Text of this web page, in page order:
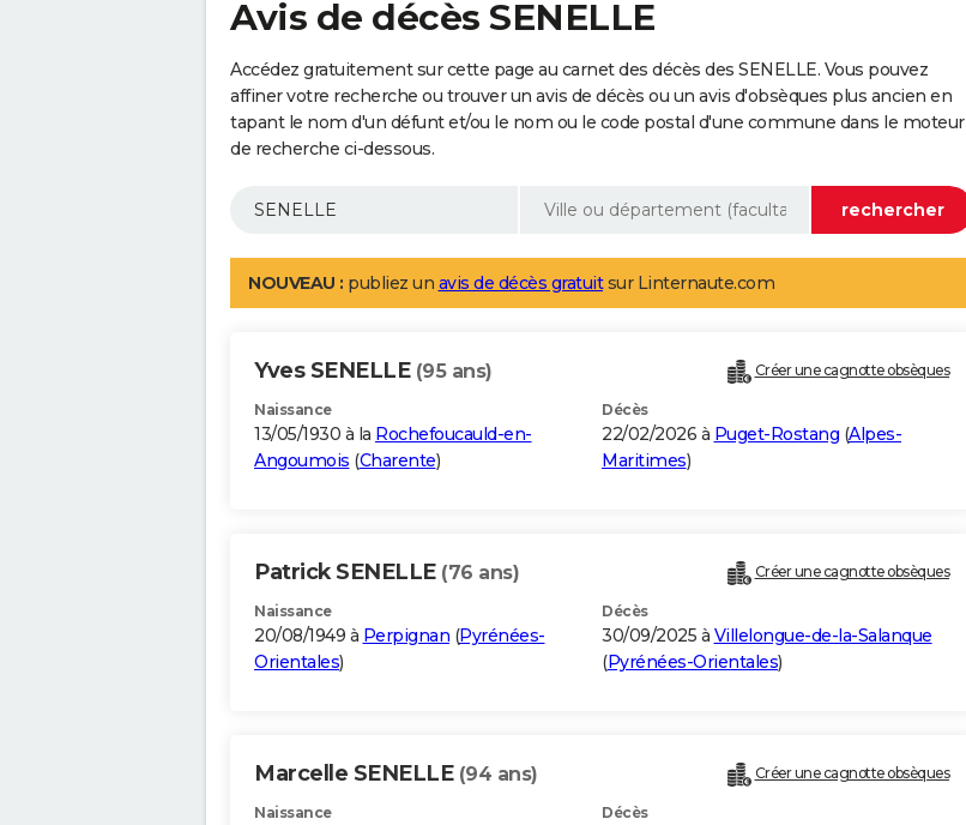
Avis de décès SENELLE
Accédez gratuitement sur cette page au carnet des décès des SENELLE. Vous pouvez
affiner votre recherche ou trouver un avis de décès ou un avis d'obsèques plus ancien en
tapant le nom d'un défunt et/ou le nom ou le code postal d'une commune dans le moteur
de recherche ci-dessous.
NOUVEAU : publiez un avis de décès gratuitsur Linternaute.com
Yves SENELLE (95 ans) Créer une cagnotte obsèques
Naissance
13/05/1930 à la Rochefoucauld-en-
Angoumois (Charente)
Décès
22/02/2026 à Puget-Rostang (Alpes-
Maritimes)
Patrick SENELLE (76 ans) Créer une cagnotte obsèques
Naissance
20/08/1949 à Perpignan (Pyrénées-
Orientales)
Décès
30/09/2025 à Villelongue-de-la-Salanque
(Pyrénées-Orientales)
Marcelle SENELLE (94 ans) Créer une cagnotte obsèques
Naissance Décès